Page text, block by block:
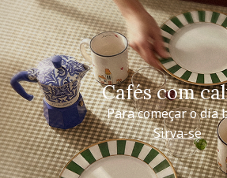
Cafés com
Para começar o dia
Sirva-se